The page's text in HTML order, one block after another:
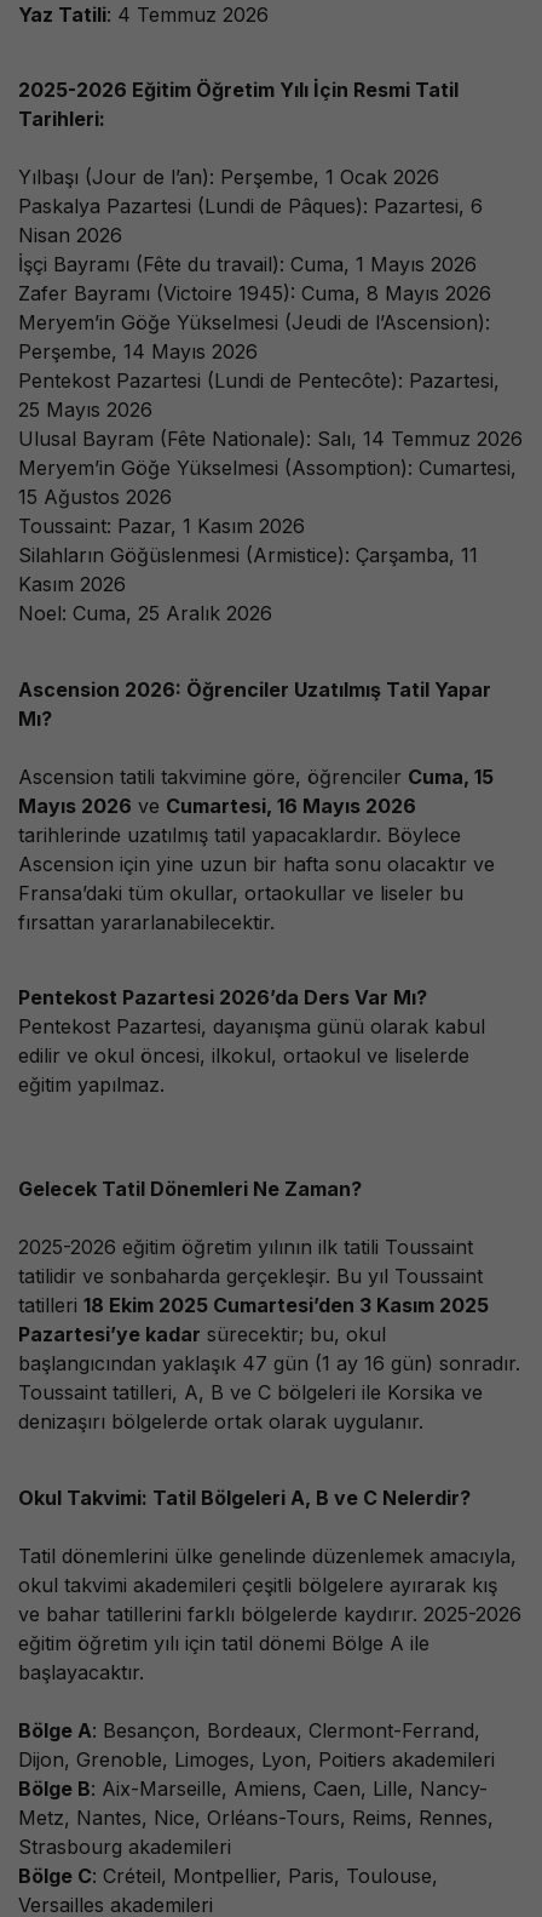
Yaz Tatili: 4 Temmuz 2026
2025-2026 Eğitim Öğretim Yılı İçin Resmi Tatil
Tarihleri:
Yılbaşı (Jour de l’an): Perşembe, 1 Ocak 2026
Paskalya Pazartesi (Lundi de Pâques): Pazartesi, 6
Nisan 2026
İşçi Bayramı (Fête du travail): Cuma, 1 Mayıs 2026
Zafer Bayramı (Victoire 1945): Cuma, 8 Mayıs 2026
Meryem’in Göğe Yükselmesi (Jeudi de l’Ascension):
Perşembe, 14 Mayıs 2026
Pentekost Pazartesi (Lundi de Pentecôte): Pazartesi,
25 Mayıs 2026
Ulusal Bayram (Fête Nationale): Salı, 14 Temmuz 2026
Meryem’in Göğe Yükselmesi (Assomption): Cumartesi,
15 Ağustos 2026
Toussaint: Pazar, 1 Kasım 2026
Silahların Göğüslenmesi (Armistice): Çarşamba, 11
Kasım 2026
Noel: Cuma, 25 Aralık 2026
Ascension 2026: Öğrenciler Uzatılmış Tatil Yapar
Mı?
Ascension tatili takvimine göre, öğrenciler Cuma, 15
Mayıs 2026 ve Cumartesi, 16 Mayıs 2026
tarihlerinde uzatılmış tatil yapacaklardır. Böylece
Ascension için yine uzun bir hafta sonu olacaktır ve
Fransa’daki tüm okullar, ortaokullar ve liseler bu
fırsattan yararlanabilecektir.
Pentekost Pazartesi 2026’da Ders Var Mı?
Pentekost Pazartesi, dayanışma günü olarak kabul
edilir ve okul öncesi, ilkokul, ortaokul ve liselerde
eğitim yapılmaz.
Gelecek Tatil Dönemleri Ne Zaman?
2025-2026 eğitim öğretim yılının ilk tatili Toussaint
tatilidir ve sonbaharda gerçekleşir. Bu yıl Toussaint
tatilleri 18 Ekim 2025 Cumartesi’den 3 Kasım 2025
Pazartesi’ye kadar sürecektir; bu, okul
başlangıcından yaklaşık 47 gün (1 ay 16 gün) sonradır.
Toussaint tatilleri, A, B ve C bölgeleri ile Korsika ve
denizaşırı bölgelerde ortak olarak uygulanır.
Okul Takvimi: Tatil Bölgeleri A, B ve C Nelerdir?
Tatil dönemlerini ülke genelinde düzenlemek amacıyla,
okul takvimi akademileri çeşitli bölgelere ayırarak kış
ve bahar tatillerini farklı bölgelerde kaydırır. 2025-2026
eğitim öğretim yılı için tatil dönemi Bölge A ile
başlayacaktır.
Bölge A: Besançon, Bordeaux, Clermont-Ferrand,
Dijon, Grenoble, Limoges, Lyon, Poitiers akademileri
Bölge B: Aix-Marseille, Amiens, Caen, Lille, Nancy-
Metz, Nantes, Nice, Orléans-Tours, Reims, Rennes,
Strasbourg akademileri
Bölge C: Créteil, Montpellier, Paris, Toulouse,
Versailles akademileri